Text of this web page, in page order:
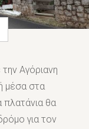
Αγόριανη
μέσα στα
πλατάνια θα
για τον